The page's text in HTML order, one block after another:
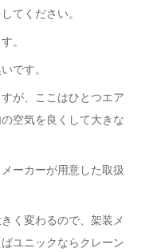
てください。
。
です。
が、ここはひとつエア
空気を良くして大きな
ーカーが用意した取扱
く変わるので、架装メ
ユニックならクレーン